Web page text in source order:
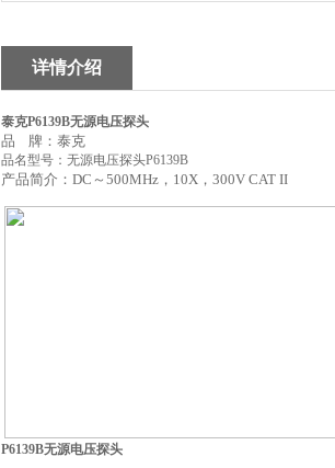
详情介绍
泰克P6139B无源电压探头
品 牌：泰克
品名型号：无源电压探头P6139B
产品简介：DC～500MHz，10X，300V CAT II
P6139B无源电压探头